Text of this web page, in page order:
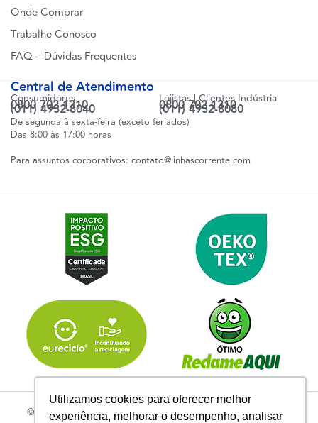
Utilizamos cookies para oferecer melhor
experiência, melhorar o desempenho, analisar
Onde Comprar
Trabalhe Conosco
FAQ – Dúvidas Frequentes
Central de Atendimento
Consumidores
0800 702 1310
(011) 4932-8040
Lojistas | Clientes Indústria
0800 702 1310
(011) 4932-8080
De segunda à sexta-feira (exceto feriados)
Das 8:00 às 17:00 horas
Para assuntos corporativos: contato@linhascorrente.com
© 2026 | Todos os Direitos Reservados Linhas Corrente - CNPJ